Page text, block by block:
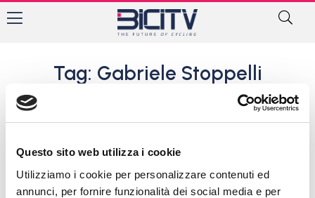
Questo sito web utilizza i cookie
Utilizziamo i cookie per personalizzare contenuti ed
annunci, per fornire funzionalità dei social media e per
Tag: Gabriele Stoppelli
Emma Cocca e Gabriele
Stopelli sono i Campioni
cronometro (cat.allievi)
26 Aprile 2025